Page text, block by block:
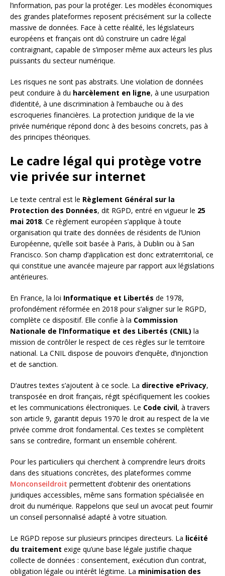
l’information, pas pour la protéger. Les modèles économiques
des grandes plateformes reposent précisément sur la collecte
massive de données. Face à cette réalité, les législateurs
européens et français ont dû construire un cadre légal
contraignant, capable de s’imposer même aux acteurs les plus
puissants du secteur numérique.
Les risques ne sont pas abstraits. Une violation de données
peut conduire à du harcèlement en ligne, à une usurpation
d’identité, à une discrimination à l’embauche ou à des
escroqueries financières. La protection juridique de la vie
privée numérique répond donc à des besoins concrets, pas à
des principes théoriques.
Le cadre légal qui protège votre
vie privée sur internet
Le texte central est le Règlement Général sur la
Protection des Données, dit RGPD, entré en vigueur le 25
mai 2018. Ce règlement européen s’applique à toute
organisation qui traite des données de résidents de l’Union
Européenne, qu’elle soit basée à Paris, à Dublin ou à San
Francisco. Son champ d’application est donc extraterritorial, ce
qui constitue une avancée majeure par rapport aux législations
antérieures.
En France, la loi Informatique et Libertés de 1978,
profondément réformée en 2018 pour s’aligner sur le RGPD,
complète ce dispositif. Elle confie à la Commission
Nationale de l’Informatique et des Libertés (CNIL) la
mission de contrôler le respect de ces règles sur le territoire
national. La CNIL dispose de pouvoirs d’enquête, d’injonction
et de sanction.
D’autres textes s’ajoutent à ce socle. La directive ePrivacy,
transposée en droit français, régit spécifiquement les cookies
et les communications électroniques. Le Code civil, à travers
son article 9, garantit depuis 1970 le droit au respect de la vie
privée comme droit fondamental. Ces textes se complètent
sans se contredire, formant un ensemble cohérent.
Pour les particuliers qui cherchent à comprendre leurs droits
dans des situations concrètes, des plateformes comme
Monconseildroit permettent d’obtenir des orientations
juridiques accessibles, même sans formation spécialisée en
droit du numérique. Rappelons que seul un avocat peut fournir
un conseil personnalisé adapté à votre situation.
Le RGPD repose sur plusieurs principes directeurs. La licéité
du traitement exige qu’une base légale justifie chaque
collecte de données : consentement, exécution d’un contrat,
obligation légale ou intérêt légitime. La minimisation des